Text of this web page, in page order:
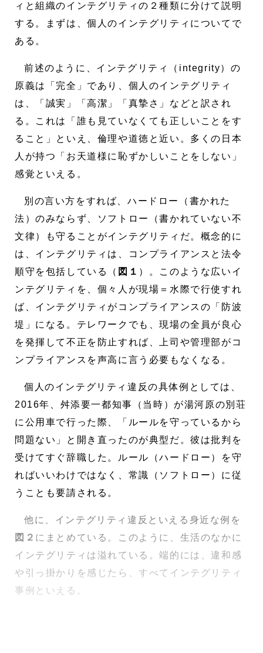
ィと組織のインテグリティの２種類に分けて説明
する。まずは、個人のインテグリティについてで
ある。
前述のように、インテグリティ（integrity）の
原義は「完全」であり、個人のインテグリティ
は、「誠実」「高潔」「真摯さ」などと訳され
る。これは「誰も見ていなくても正しいことをす
ること」といえ、倫理や道徳と近い。多くの日本
人が持つ「お天道様に恥ずかしいことをしない」
感覚といえる。
別の言い方をすれば、ハードロー（書かれた
法）のみならず、ソフトロー（書かれていない不
文律）も守ることがインテグリティだ。概念的に
は、インテグリティは、コンプライアンスと法令
順守を包括している（ 図１ ）。このような広いイ
ンテグリティを、個々人が現場＝水際で行使すれ
ば、インテグリティがコンプライアンスの「防波
堤」になる。テレワークでも、現場の全員が良心
を発揮して不正を防止すれば、上司や管理部がコ
ンプライアンスを声高に言う必要もなくなる。
個人のインテグリティ違反の具体例としては、
2016年、舛添要一都知事（当時）が湯河原の別荘
に公用車で行った際、「ルールを守っているから
問題ない」と開き直ったのが典型だ。彼は批判を
受けてすぐ辞職した。ルール（ハードロー）を守
ればいいわけではなく、常識（ソフトロー）に従
うことも要請される。
他に、インテグリティ違反といえる身近な例を
図２ にまとめている。このように、生活のなかに
インテグリティは溢れている。端的には、違和感
や引っ掛かりを感じたら、すべてインテグリティ
事例といえる。